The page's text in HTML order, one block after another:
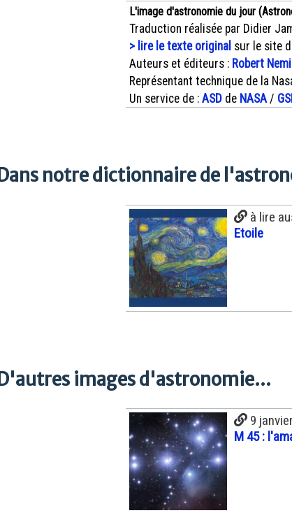
L'image d'astronomie du jour
Traduction réalisée par Didier
> lire le texte original sur le site
Auteurs et éditeurs : Robert
Représentant technique de la
Un service de : ASD de NASA /
Dans notre dictionnaire de
à lire
Etoile
D'autres images d'astronomie...
9
M 45 :